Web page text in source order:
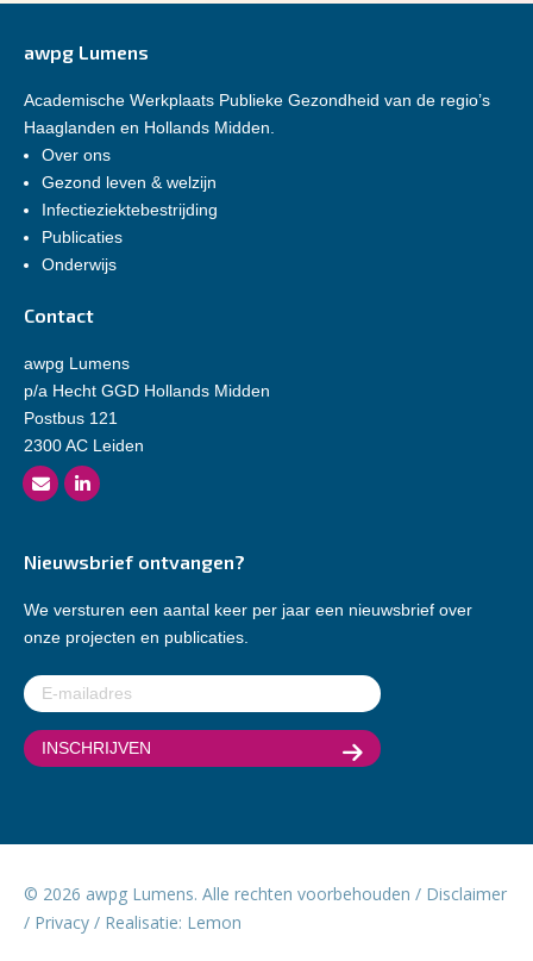
awpg Lumens
Academische Werkplaats Publieke Gezondheid van de regio’s
Haaglanden en Hollands Midden.
Over ons
Gezond leven & welzijn
Infectieziektebestrijding
Publicaties
Onderwijs
Contact
awpg Lumens
p/a Hecht GGD Hollands Midden
Postbus 121
2300 AC Leiden
Nieuwsbrief ontvangen?
We versturen een aantal keer per jaar een nieuwsbrief over
onze projecten en publicaties.
E-
mailadres(Vereist)
© 2026 awpg Lumens. Alle rechten voorbehouden / Disclaimer
/ Privacy / Realisatie: Lemon